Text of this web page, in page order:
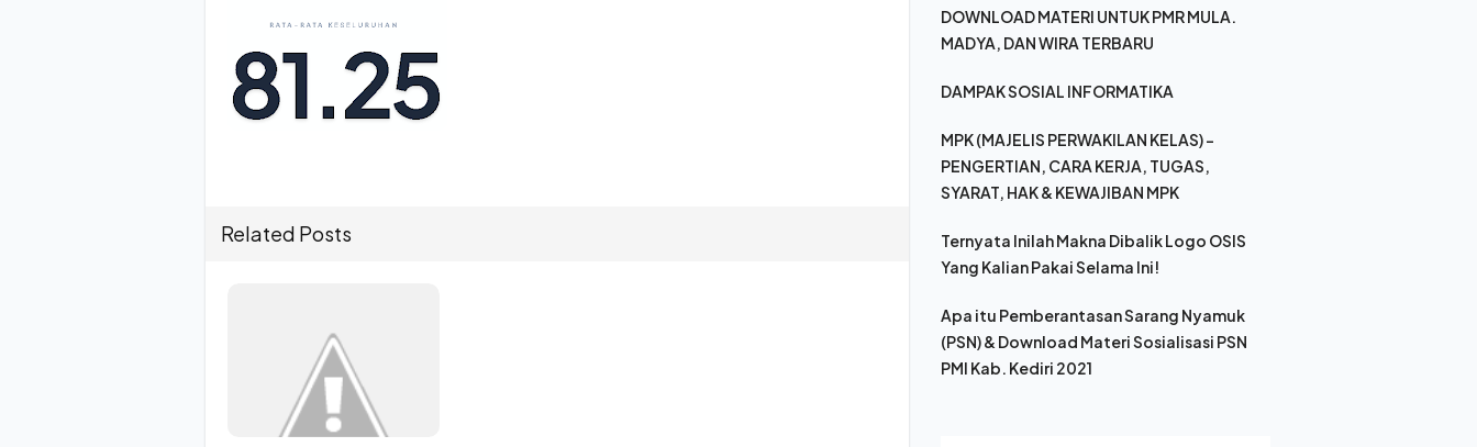
Related Posts
DOWNLOAD MATERI UNTUK PMR MULA.
MADYA, DAN WIRA TERBARU
DAMPAK SOSIAL INFORMATIKA
MPK (MAJELIS PERWAKILAN KELAS) -
PENGERTIAN, CARA KERJA, TUGAS,
SYARAT, HAK & KEWAJIBAN MPK
Ternyata Inilah Makna Dibalik Logo OSIS
Yang Kalian Pakai Selama Ini!
Apa itu Pemberantasan Sarang Nyamuk
(PSN) & Download Materi Sosialisasi PSN
PMI Kab. Kediri 2021